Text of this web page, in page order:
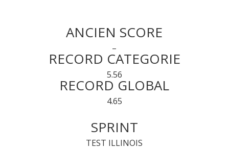
ANCIEN SCORE
–
RECORD CATEGORIE
5.56
RECORD GLOBAL
4.65
SPRINT
TEST ILLINOIS